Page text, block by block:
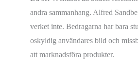
andra sammanhang. Alfred
verket inte. Bedragarna har bara
oskyldig användares bild och
att marknadsföra produkter.